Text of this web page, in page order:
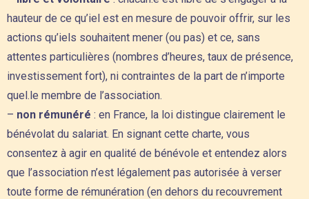
hauteur de ce qu’iel est en mesure de pouvoir offrir, sur les
actions qu’iels souhaitent mener (ou pas) et ce, sans
attentes particulières (nombres d’heures, taux de présence,
investissement fort), ni contraintes de la part de n’importe
quel.le membre de l’association.
– non rémunéré : en France, la loi distingue clairement le
bénévolat du salariat. En signant cette charte, vous
consentez à agir en qualité de bénévole et entendez alors
que l’association n’est légalement pas autorisée à verser
toute forme de rémunération (en dehors du recouvrement